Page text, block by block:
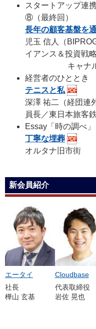
スタートアップ連
⑧（最終回）
長年の顧客基盤を
児玉 信人
（
イアンス＆投資戦
キャナ
経営者のひととき
テニスと私
深澤 祐二
（経団
員長／東日本旅客
Essay「時の調べ」
丁寧な埋葬
オルタナ旧市街
新会員紹介
エータイ
社長
樺山 玄基
Cloudbase
代表取締役
岩佐 晃也